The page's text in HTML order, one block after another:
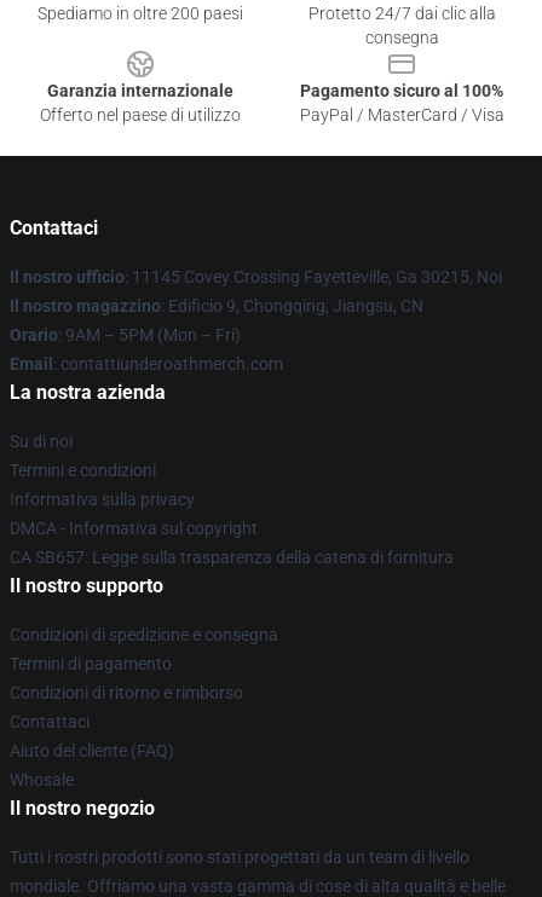
Spediamo in oltre 200 paesi
Protetto 24/7 dai clic alla
consegna
Garanzia internazionale
Offerto nel paese di utilizzo
Pagamento sicuro al 100%
PayPal / MasterCard / Visa
Contattaci
Il nostro ufficio: 11145 Covey Crossing Fayetteville, Ga 30215, Noi
Il nostro magazzino: Edificio 9, Chongqing, Jiangsu, CN
Orario: 9AM – 5PM (Mon – Fri)
Email : contattiunderoathmerch.com
La nostra azienda
Su di noi
Termini e condizioni
Informativa sulla privacy
DMCA - Informativa sul copyright
CA SB657: Legge sulla trasparenza della catena di fornitura
Il nostro supporto
Condizioni di spedizione e consegna
Termini di pagamento
Condizioni di ritorno e rimborso
Contattaci
Aiuto del cliente (FAQ)
Whosale
Il nostro negozio
Tutti i nostri prodotti sono stati progettati da un team di livello
mondiale. Offriamo una vasta gamma di cose di alta qualità e belle